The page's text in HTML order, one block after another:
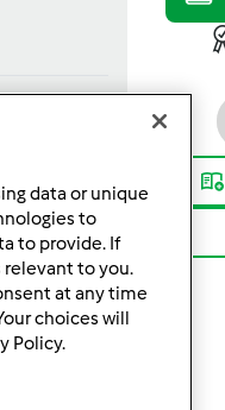
data or unique
to
to provide. If
relevant to you.
at any time
choices will
Policy.